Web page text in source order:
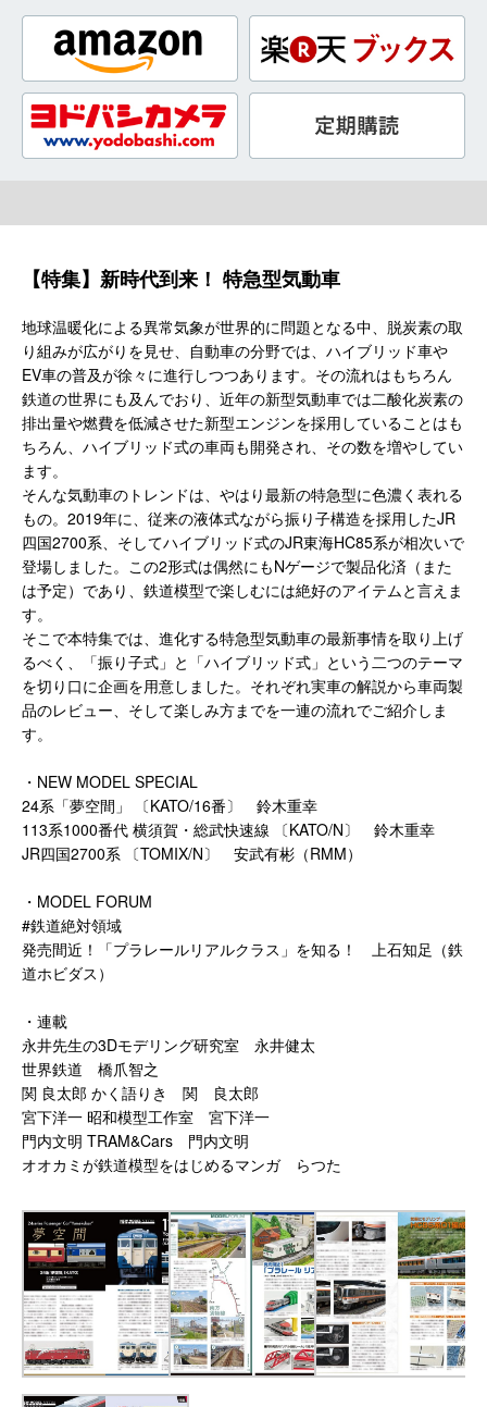
【特集】新時代到来！ 特急型気動車
地球温暖化による異常気象が世界的に問題となる中、脱炭素の取
り組みが広がりを見せ、自動車の分野では、ハイブリッド車や
EV車の普及が徐々に進行しつつあります。その流れはもちろん
鉄道の世界にも及んでおり、近年の新型気動車では二酸化炭素の
排出量や燃費を低減させた新型エンジンを採用していることはも
ちろん、ハイブリッド式の車両も開発され、その数を増やしてい
ます。
そんな気動車のトレンドは、やはり最新の特急型に色濃く表れる
もの。2019年に、従来の液体式ながら振り子構造を採用したJR
四国2700系、そしてハイブリッド式のJR東海HC85系が相次いで
登場しました。この2形式は偶然にもNゲージで製品化済（また
は予定）であり、鉄道模型で楽しむには絶好のアイテムと言えま
す。
そこで本特集では、進化する特急型気動車の最新事情を取り上げ
るべく、「振り子式」と「ハイブリッド式」という二つのテーマ
を切り口に企画を用意しました。それぞれ実車の解説から車両製
品のレビュー、そして楽しみ方までを一連の流れでご紹介しま
す。
・NEW MODEL SPECIAL
24系「夢空間」 〔KATO/16番〕 鈴木重幸
113系1000番代 横須賀・総武快速線 〔KATO/N〕 鈴木重幸
JR四国2700系 〔TOMIX/N〕 安武有彬（RMM）
・MODEL FORUM
#鉄道絶対領域
発売間近！「プラレールリアルクラス」を知る！ 上石知足（鉄
道ホビダス）
・連載
永井先生の3Dモデリング研究室 永井健太
世界鉄道 橋爪智之
関 良太郎 かく語りき 関 良太郎
宮下洋一 昭和模型工作室 宮下洋一
門内文明 TRAM&Cars 門内文明
オオカミが鉄道模型をはじめるマンガ らつた